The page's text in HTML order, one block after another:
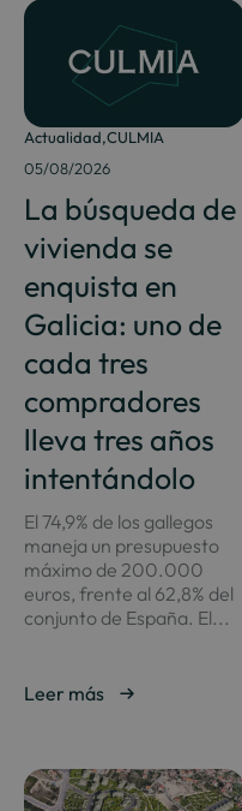
Actualidad,CULMIA
05/08/2026
La búsqueda de
vivienda se
enquista en
Galicia: uno de
cada tres
compradores
lleva tres años
intentándolo
El 74,9% de los gallegos
maneja un presupuesto
máximo de 200.000
euros, frente al 62,8% del
conjunto de España. El...
Leer más